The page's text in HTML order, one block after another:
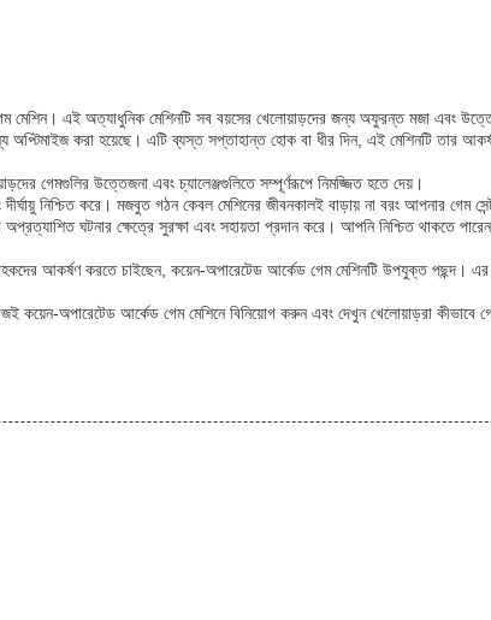
মেশিন। এই অত্যাধুনিক মেশিনটি সব বয়সের খেলোয়াড়দের জন্য অফুরন্ত মজা এবং
করা হয়েছে। এটি ব্যস্ত সপ্তাহান্ত হোক বা ধীর দিন, এই মেশিনটি তার
গেমগুলির উত্তেজনা এবং চ্যালেঞ্জগুলিতে সম্পূর্ণরূপে নিমজ্জিত হতে দেয়।
নিশ্চিত করে। মজবুত গঠন কেবল মেশিনের জীবনকালই বাড়ায় না বরং আপনার গেম
ঘটনার ক্ষেত্রে সুরক্ষা এবং সহায়তা প্রদান করে। আপনি নিশ্চিত থাকতে
আকর্ষণ করতে চাইছেন, কয়েন-অপারেটেড আর্কেড গেম মেশিনটি উপযুক্ত পছন্দ।
অপারেটেড আর্কেড গেম মেশিনে বিনিয়োগ করুন এবং দেখুন খেলোয়াড়রা